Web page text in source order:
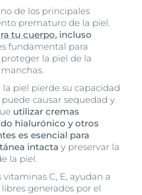
de los principales
prematuro de la piel.
tu cuerpo, incluso
fundamental para
la piel de la
la piel pierde su capacidad
causar sequedad y
utilizar cremas
hialurónico y otros
es esencial para
intacta y preservar la
la piel.
C, E, ayudan a
generados por el